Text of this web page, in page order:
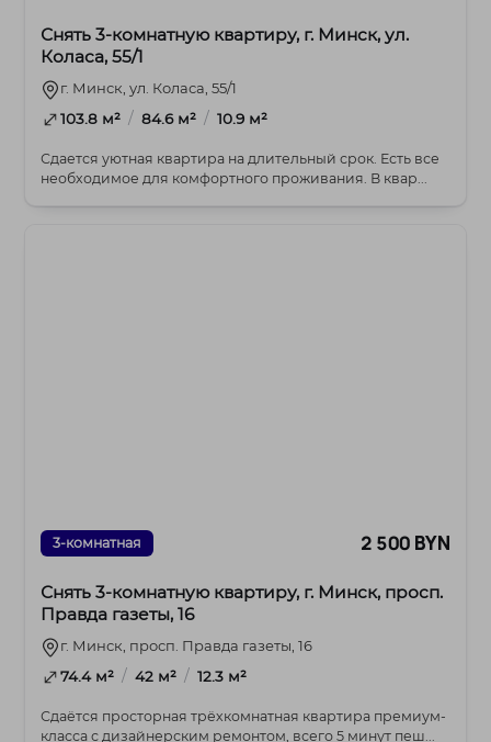
Снять 3-комнатную квартиру, г. Минск, ул.
Коласа, 55/1
г. Минск, ул. Коласа, 55/1
103.8 м² / 84.6 м² / 10.9 м²
Сдается уютная квартира на длительный срок. Есть все
необходимое для комфортного проживания. В квар...
3-комнатная 2 500 BYN
Снять 3-комнатную квартиру, г. Минск, просп.
Правда газеты, 16
г. Минск, просп. Правда газеты, 16
74.4 м² / 42 м² / 12.3 м²
Сдаётся просторная трёхкомнатная квартира премиум-
класса с дизайнерским ремонтом, всего 5 минут пеш...